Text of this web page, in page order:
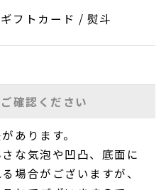
フトカード / 熨斗
確認ください
あります。
な気泡や凹凸、底面に
場合がございますが、